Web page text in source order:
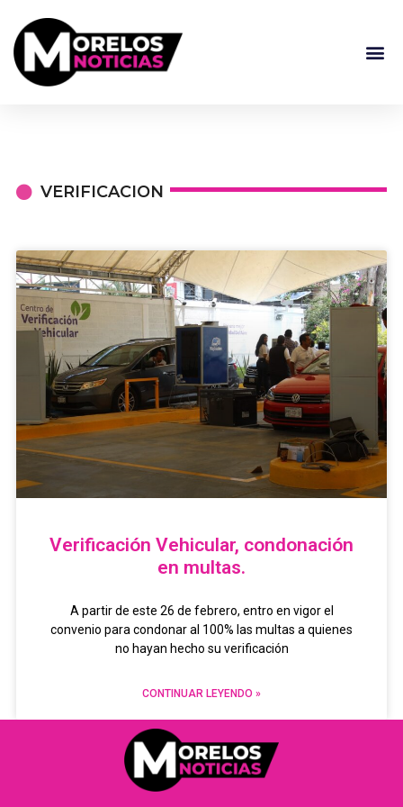
VERIFICACION
Verificación Vehicular, condonación
en multas.
A partir de este 26 de febrero, entro en vigor el
convenio para condonar al 100% las multas a quienes
no hayan hecho su verificación
CONTINUAR LEYENDO »